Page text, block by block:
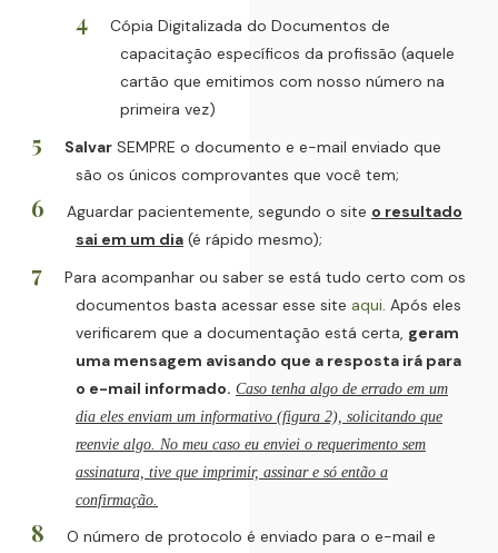
Cópia Digitalizada do Documentos de
capacitação específicos da profissão (aquele
cartão que emitimos com nosso número na
primeira vez)
Salvar SEMPRE o documento e e-mail enviado que
são os únicos comprovantes que você tem;
Aguardar pacientemente, segundo o site o resultado
sai em um dia (é rápido mesmo);
Para acompanhar ou saber se está tudo certo com os
documentos basta acessar esse site aqui . Após eles
verificarem que a documentação está certa, geram
uma mensagem avisando que a resposta irá para
o e-mail informado. Caso tenha algo de errado em um
dia eles enviam um informativo (figura 2), solicitando que
reenvie algo. No meu caso eu enviei o requerimento sem
assinatura, tive que imprimir, assinar e só então a
confirmação.
O número de protocolo é enviado para o e-mail e